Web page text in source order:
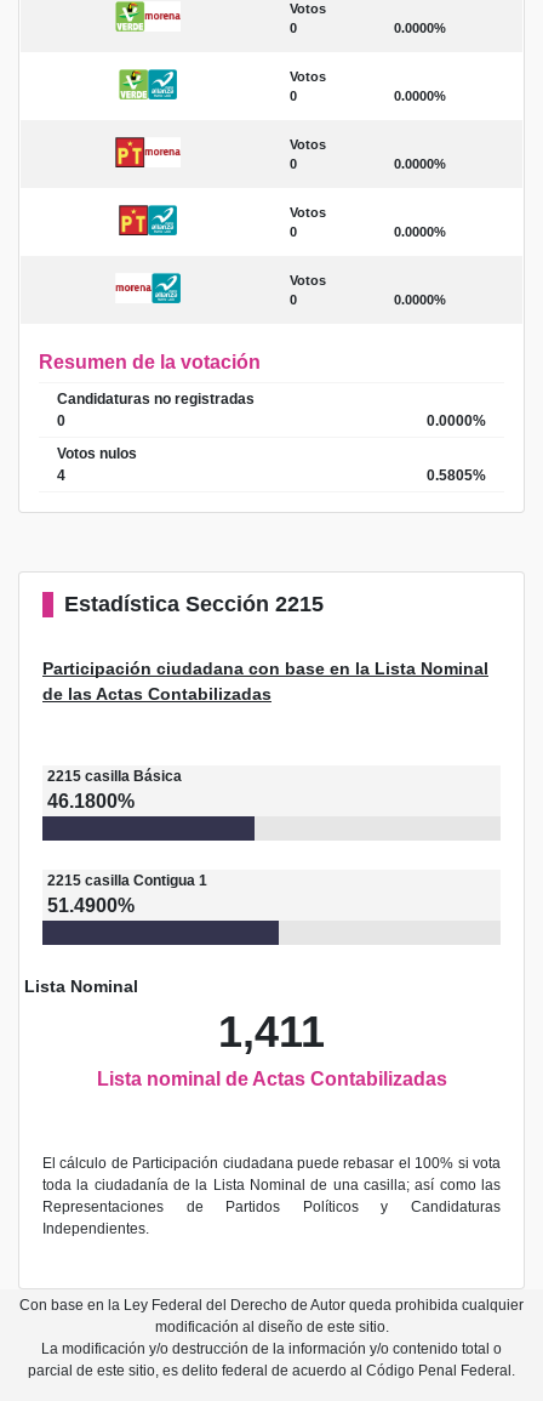
Votos
0
0.0000%
Votos
0
0.0000%
Votos
0
0.0000%
Votos
0
0.0000%
Votos
0
0.0000%
Resumen de la votación
Candidaturas no registradas
0
0.0000%
Votos nulos
4
0.5805%
Estadística Sección 2215
Participación ciudadana con base en la Lista Nominal
de las Actas Contabilizadas
2215 casilla Básica
46.1800%
2215 casilla Contigua 1
51.4900%
Lista Nominal
1,411
Lista nominal de Actas Contabilizadas
El cálculo de Participación ciudadana puede rebasar el 100% si vota
toda la ciudadanía de la Lista Nominal de una casilla; así como las
Representaciones de Partidos Políticos y Candidaturas
Independientes.
Con base en la Ley Federal del Derecho de Autor queda prohibida cualquier
modificación al diseño de este sitio.
La modificación y/o destrucción de la información y/o contenido total o
parcial de este sitio, es delito federal de acuerdo al Código Penal Federal.